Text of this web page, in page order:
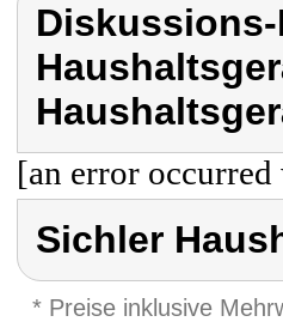
[an error
Sichler
* Preise inklusive